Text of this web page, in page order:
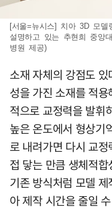
[서울=뉴시스] 치아 3D 모
설명하고 있는 추현희 중앙
병원 제공)
소재 자체의 강점도
성을 가진 소재를 적
적으로 교정력을 발휘
높은 온도에서 형상기
로 내려가면 다시 교
접 닿는 만큼 생체적
기존 방식처럼 모델
아 제작 시간을 줄일